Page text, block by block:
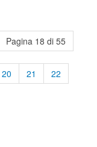
Pagina 18 di 55
20 21 22